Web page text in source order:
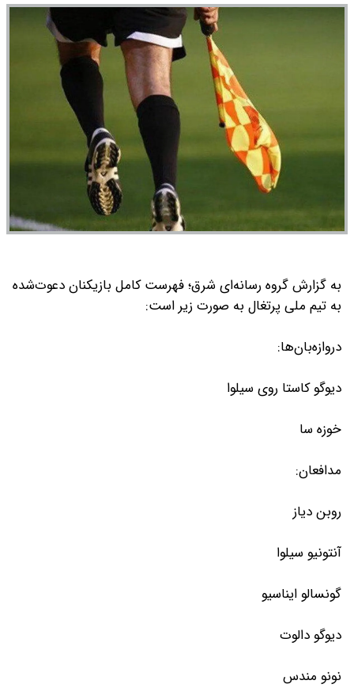
به گزارش‌ گروه رسانه‌ای شرق؛ فهرست کامل بازیکنان دعوت‌شده
به تیم ملی پرتغال به صورت زیر است:
دروازه‌بان‌ها:
دیوگو کاستا روی سیلوا
خوزه سا
مدافعان:
روبن دیاز
آنتونیو سیلوا
گونسالو ایناسیو
دیوگو دالوت
نونو مندس